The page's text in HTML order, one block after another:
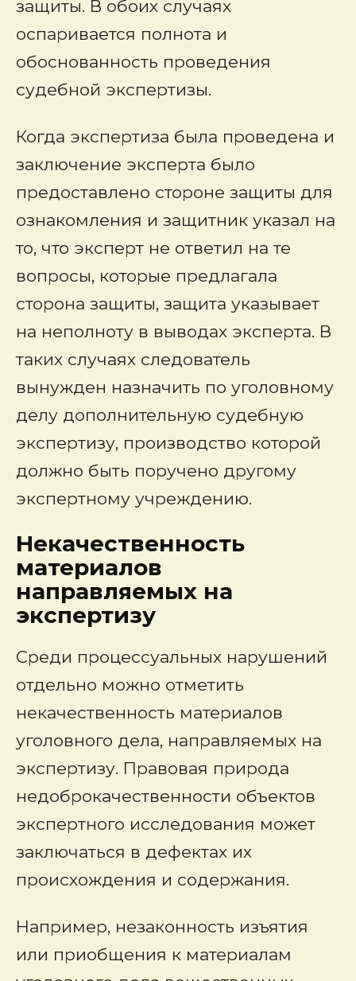
защиты. В обоих случаях
оспаривается полнота и
обоснованность проведения
судебной экспертизы.
Когда экспертиза была проведена и
заключение эксперта было
предоставлено стороне защиты для
ознакомления и защитник указал на
то, что эксперт не ответил на те
вопросы, которые предлагала
сторона защиты, защита указывает
на неполноту в выводах эксперта. В
таких случаях следователь
вынужден назначить по уголовному
делу дополнительную судебную
экспертизу, производство которой
должно быть поручено другому
экспертному учреждению.
Некачественность
материалов
направляемых на
экспертизу
Среди процессуальных нарушений
отдельно можно отметить
некачественность материалов
уголовного дела, направляемых на
экспертизу. Правовая природа
недоброкачественности объектов
экспертного исследования может
заключаться в дефектах их
происхождения и содержания.
Например, незаконность изъятия
или приобщения к материалам